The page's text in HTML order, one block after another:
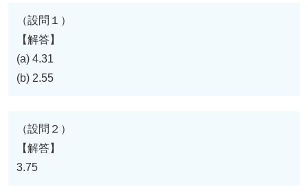
（設問１）
【解答】
(a) 4.31
(b) 2.55
（設問２）
【解答】
3.75